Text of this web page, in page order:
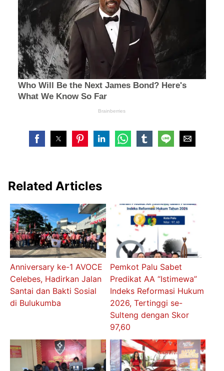
Related Articles
Anniversary ke-1 AVOCE
Celebes, Hadirkan Jalan
Santai dan Bakti Sosial
di Bulukumba
Pemkot Palu Sabet
Predikat AA “Istimewa”
Indeks Reformasi Hukum
2026, Tertinggi se-
Sulteng dengan Skor
97,60